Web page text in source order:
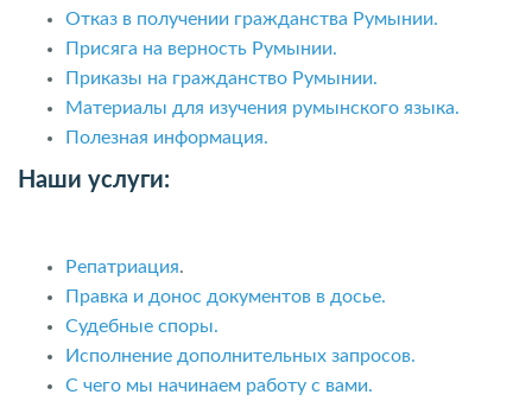
Отказ в получении гражданства Румынии.
Присяга на верность Румынии.
Приказы на гражданство Румынии.
Материалы для изучения румынского языка.
Полезная информация.
Наши услуги:
Репатриация.
Правка и донос документов в досье.
Судебные споры.
Исполнение дополнительных запросов.
С чего мы начинаем работу с вами.